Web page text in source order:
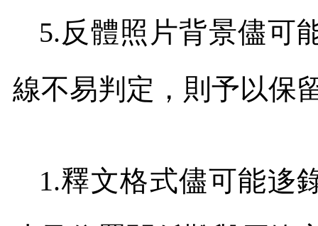
5.反體照片背景儘可
線不易判定，則予以保
1.釋文格式儘可能迻